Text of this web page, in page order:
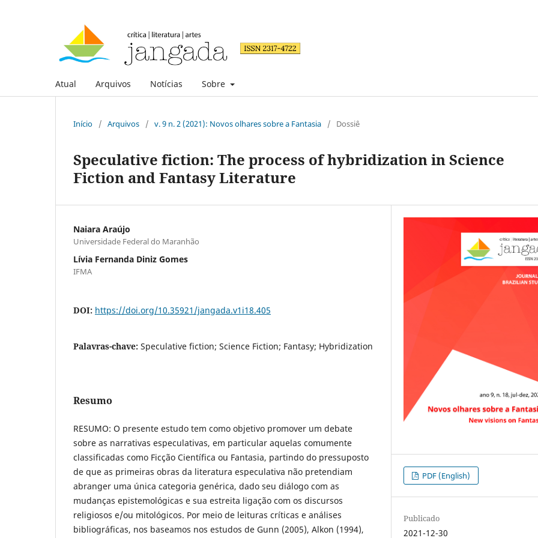
Atual Arquivos Notícias Sobre
Início / Arquivos / v. 9 n. 2 (2021): Novos olhares sobre a Fantasia / Dossiê
Speculative fiction: The process of hybridization in Science
Fiction and Fantasy Literature
Naiara Araújo
Universidade Federal do Maranhão
Lívia Fernanda Diniz Gomes
IFMA
DOI: https://doi.org/10.35921/jangada.v1i18.405
Palavras-chave: Speculative fiction; Science Fiction; Fantasy; Hybridization
Resumo
RESUMO: O presente estudo tem como objetivo promover um debate
sobre as narrativas especulativas, em particular aquelas comumente
classificadas como Ficção Científica ou Fantasia, partindo do pressuposto
de que as primeiras obras da literatura especulativa não pretendiam
abranger uma única categoria genérica, dado seu diálogo com as
mudanças epistemológicas e sua estreita ligação com os discursos
religiosos e/ou mitológicos. Por meio de leituras críticas e análises
bibliográficas, nos baseamos nos estudos de Gunn (2005), Alkon (1994),
PDF (English)
Publicado
2021-12-30